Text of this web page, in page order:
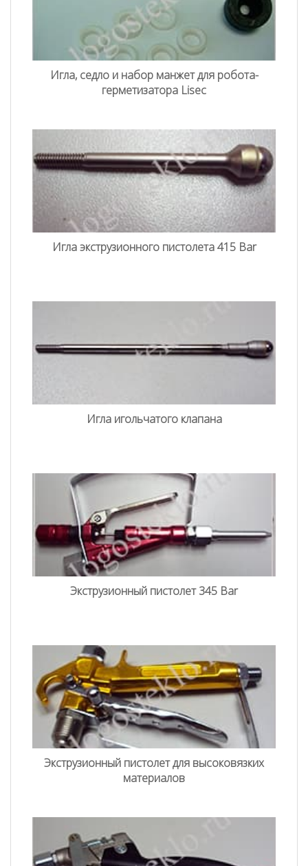
Игла, седло и набор манжет для робота-
герметизатора Lisec
Игла экструзионного пистолета 415 Bar
Игла игольчатого клапана
Экструзионный пистолет 345 Bar
Экструзионный пистолет для высоковязких
материалов